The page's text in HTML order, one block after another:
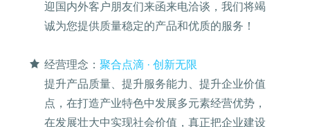
迎国内外客户朋友们来函来电洽谈，我们将竭
诚为您提供质量稳定的产品和优质的服务！
经营理念： 聚合点滴 · 创新无限
提升产品质量、提升服务能力、提升企业价值
点，在打造产业特色中发展多元素经营优势，
在发展壮大中实现社会价值，真正把企业建设